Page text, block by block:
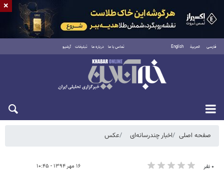
فارسی العربية English تماس با ما درباره ما تبلیغات آرشیو
پنجشنبه ۱۵ مرداد ۱۴۰۵
صفحه اصلی اخبار چندرسانه‌ای عکس
۰ نفر ۱۶ مهر ۱۳۹۴ - ۱۰:۴۵
×